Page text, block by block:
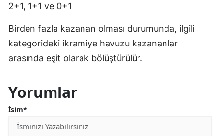
2+1, 1+1 ve 0+1
Birden fazla kazanan olması durumunda, ilgili
kategorideki ikramiye havuzu kazananlar
arasında eşit olarak bölüştürülür.
Yorumlar
İsim*